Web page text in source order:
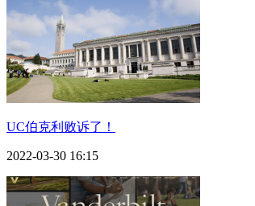
UC伯克利败诉了！
2022-03-30 16:15